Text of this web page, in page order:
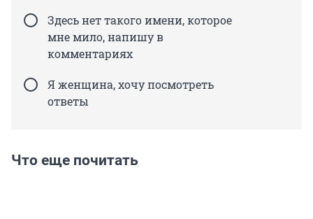
Здесь нет такого имени, которое
мне мило, напишу в
комментариях
Я женщина, хочу посмотреть
ответы
Что еще почитать